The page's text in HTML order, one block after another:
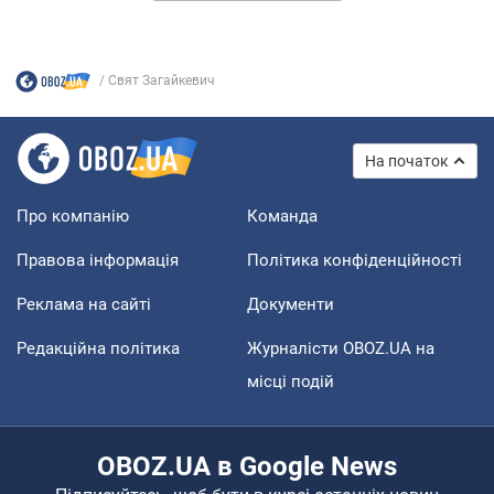
Свят Загайкевич
На початок
Про компанію Команда
Правова інформація Політика конфіденційності
Реклама на сайті Документи
Редакційна політика
Журналісти OBOZ.UA на
місці подій
OBOZ.UA в Google News